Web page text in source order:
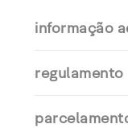
informação
regulamento